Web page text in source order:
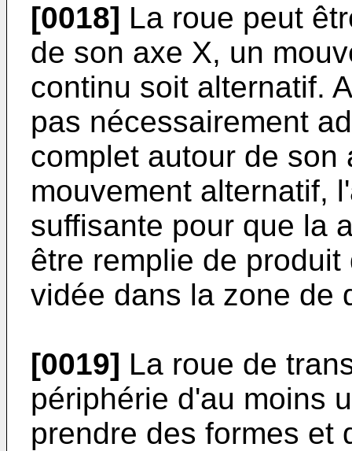
[0018] La roue peut
de son axe X, un
continu soit alternatif.
pas nécessairement
complet autour de son
mouvement alternatif,
suffisante pour que la
être remplie de
vidée dans la zone de
[0019] La roue de
périphérie d'au moins
prendre des formes et